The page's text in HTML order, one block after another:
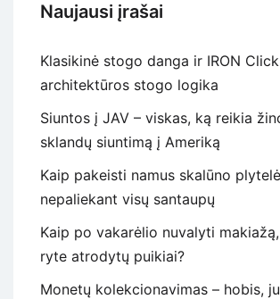
Naujausi įrašai
Klasikinė stogo danga ir IRON
architektūros stogo logika
Siuntos į JAV – viskas, ką reikia
sklandų siuntimą į Ameriką
Kaip pakeisti namus skalūno
nepaliekant visų santaupų
Kaip po vakarėlio nuvalyti
ryte atrodytų puikiai?
Monetų kolekcionavimas – hobis,